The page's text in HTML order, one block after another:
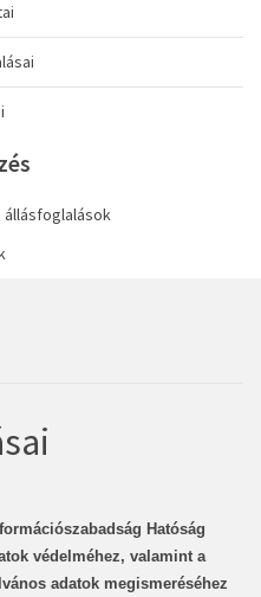
Hatóság
védelméhez, valamint a
adatok megismeréséhez